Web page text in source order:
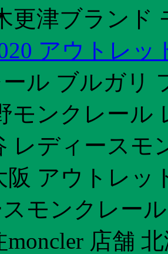
更津ブランド
アウトレッ
ル ブルガリ
モンクレール
レディースモ
阪 アウトレッ
モンクレー
moncler 店舗